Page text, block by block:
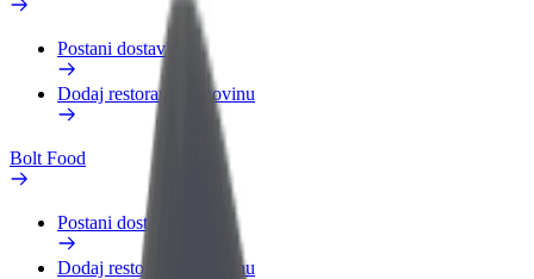
Postani dostavljač
Dodaj restoran ili trgovinu
Bolt Food
Postani dostavljač
Dodaj restoran ili trgovinu